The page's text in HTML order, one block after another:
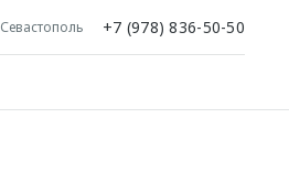
Севастополь +7 (978) 836-50-50